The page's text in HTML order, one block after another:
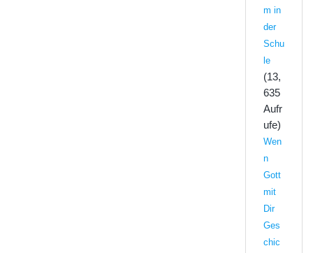
m in
der
Schu
le
(13,
635
Aufr
ufe)
Wen
n
Gott
mit
Dir
Ges
chic